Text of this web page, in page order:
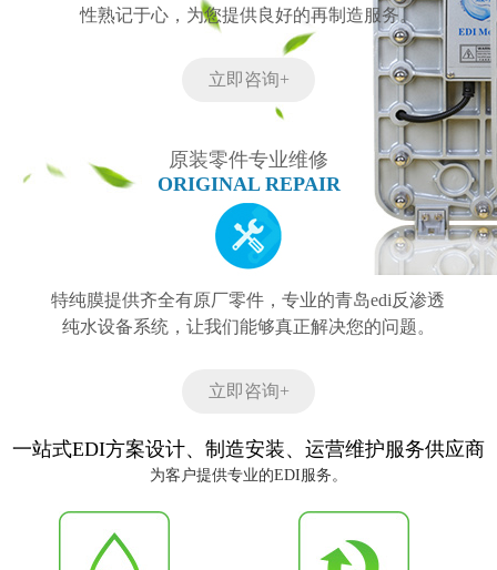
性熟记于心，为您提供良好的再制造服务。
立即咨询+
原装零件专业维修
ORIGINAL REPAIR
特纯膜提供齐全有原厂零件，专业的青岛edi反渗透
纯水设备系统，让我们能够真正解决您的问题。
立即咨询+
一站式EDI方案设计、制造安装、运营维护服务供应商
为客户提供专业的EDI服务。